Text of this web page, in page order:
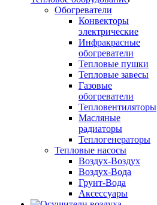
Обогреватели
Конвекторы
электрические
Инфракрасные
обогреватели
Тепловые пушки
Тепловые завесы
Газовые
обогреватели
Тепловентиляторы
Масляные
радиаторы
Теплогенераторы
Тепловые насосы
Воздух-Воздух
Воздух-Вода
Грунт-Вода
Аксессуары